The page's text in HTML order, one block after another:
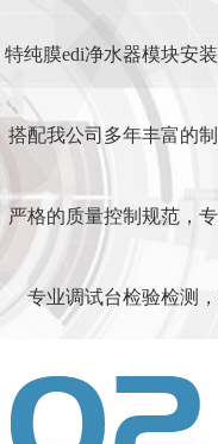
特纯膜edi净水器模块安
搭配我公司多年丰富的
严格的质量控制规范，
专业调试台检验检测